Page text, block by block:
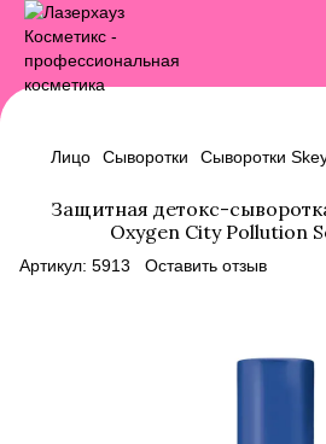
Лицо Сыворотки Сыворотки
Защитная детокс-
Oxygen City Pollution
Артикул: 5913 Оставить отзыв